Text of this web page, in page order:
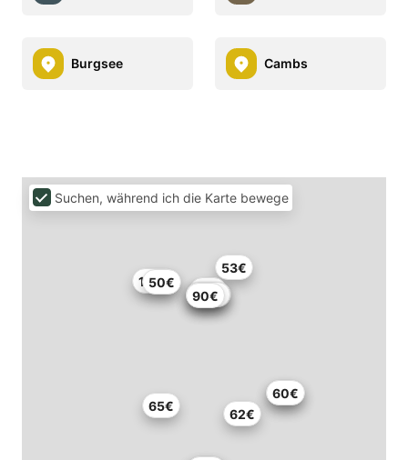
Burgsee Cambs
65€
50€
160€
62€
65€
60€
247€
107€
90€
78€
53€
Suchen, während ich die Karte bewege